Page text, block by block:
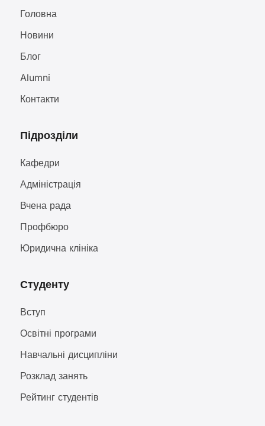
Головна
Новини
Блог
Alumni
Контакти
Підрозділи
Кафедри
Адміністрація
Вчена рада
Профбюро
Юридична клініка
Студенту
Вступ
Освітні програми
Навчальні дисципліни
Розклад занять
Рейтинг студентів